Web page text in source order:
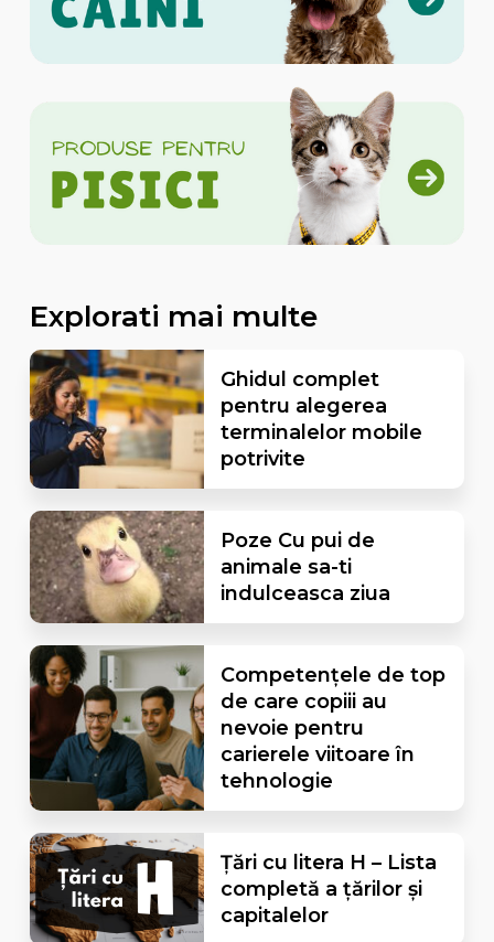
Explorati mai multe
Ghidul complet
pentru alegerea
terminalelor mobile
potrivite
Poze Cu pui de
animale sa-ti
indulceasca ziua
Competențele de top
de care copiii au
nevoie pentru
carierele viitoare în
tehnologie
Țări cu litera H – Lista
completă a țărilor și
capitalelor